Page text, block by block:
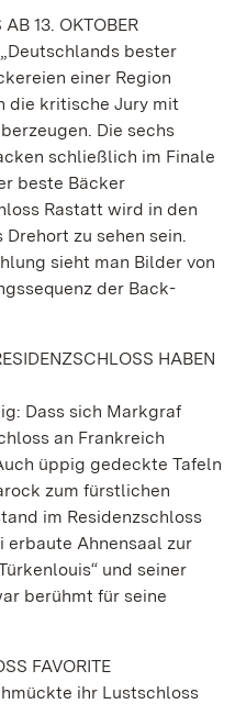
13. OKTOBER
bester
einer Region
die kritische Jury mit
Die sechs
schließlich im Finale
beste Bäcker
Rastatt wird in den
zu sehen sein.
sieht man Bilder von
der Back-
HABEN
Dass sich Markgraf
an Frankreich
üppig gedeckte Tafeln
zum fürstlichen
im Residenzschloss
erbaute Ahnensaal zur
und seiner
berühmt für seine
FAVORITE
ihr Lustschloss